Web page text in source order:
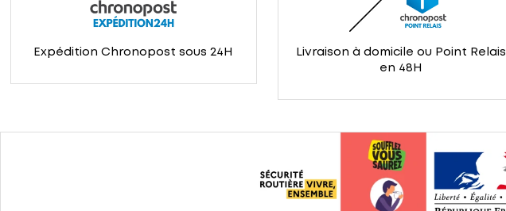
Expédition Chronopost sous 24H
Livraison à domicile ou Point Relais
en 48H